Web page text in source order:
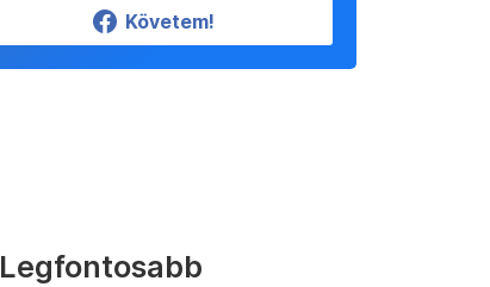
Követem!
Legfontosabb